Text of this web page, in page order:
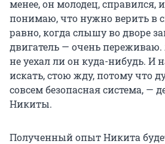
менее, он молодец, справился,
понимаю, что нужно верить в
равно, когда слышу во дворе
двигатель — очень переживаю.
не уехал ли он куда-нибудь. И
искать, стою жду, потому что
совсем безопасная система, —
Никиты.
Полученный опыт Никита